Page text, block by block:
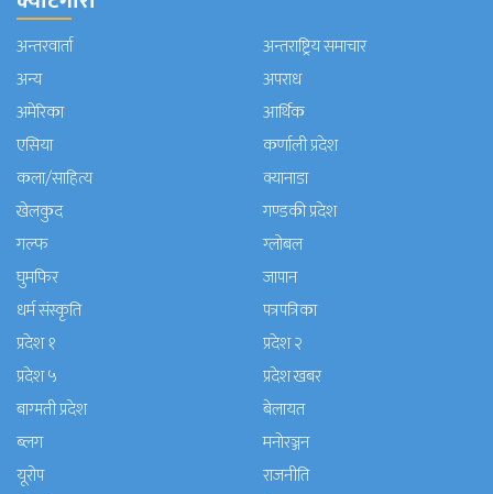
अन्तरवार्ता
अन्तराष्ट्रिय समाचार
अन्य
अपराध
अमेरिका
आर्थिक
एसिया
कर्णाली प्रदेश
कला/साहित्य
क्यानाडा
खेलकुद
गण्डकी प्रदेश
गल्फ
ग्लोबल
घुमफिर
जापान
धर्म संस्कृति
पत्रपत्रिका
प्रदेश १
प्रदेश २
प्रदेश ५
प्रदेश खबर
बाग्मती प्रदेश
बेलायत
ब्लग
मनाेरञ्जन
यूरोप
राजनीति